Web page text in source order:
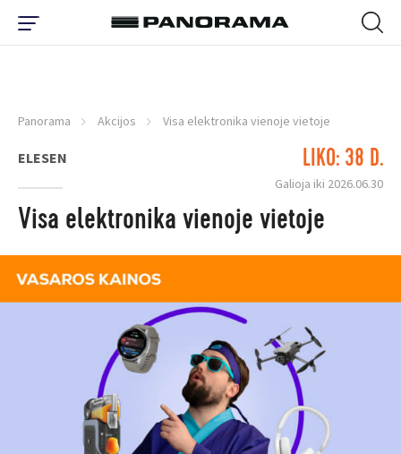
Panorama Akcijos Visa elektronika vienoje vietoje
ELESEN LIKO: 38 D.
Galioja iki 2026.06.30
Visa elektronika vienoje vietoje